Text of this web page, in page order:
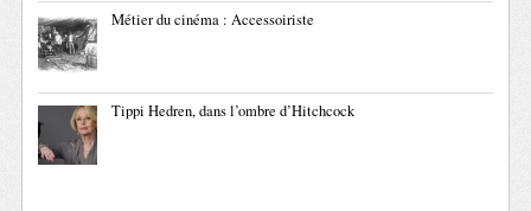
Métier du cinéma : Accessoiriste
Tippi Hedren, dans l’ombre d’Hitchcock